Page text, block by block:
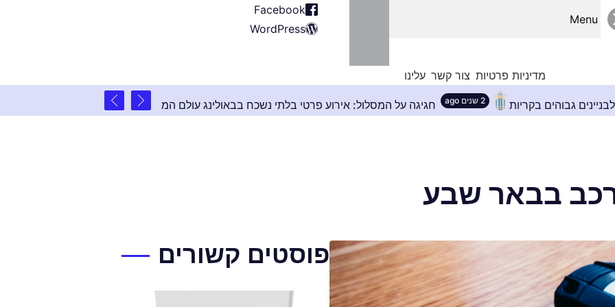
Menu
מדיניות פרטיות צור קשר עלינו
Facebook
WordPress
המושלם לבניינים גבוהים בקריות 2 שנים ago חגיגה על המסלול: אירוע פרטי בלתי נשכח בבאולינג עולם המשחקים
בבאר שבע
פוסטים קשורים